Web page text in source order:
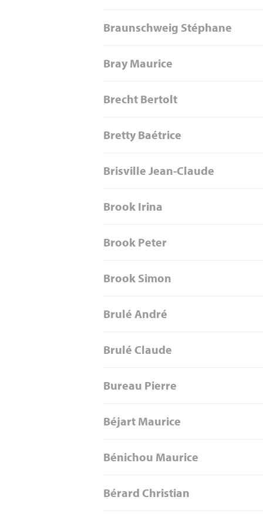
Braunschweig Stéphane
Bray Maurice
Brecht Bertolt
Bretty Baétrice
Brisville Jean-Claude
Brook Irina
Brook Peter
Brook Simon
Brulé André
Brulé Claude
Bureau Pierre
Béjart Maurice
Bénichou Maurice
Bérard Christian